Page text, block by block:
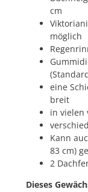
cm
möglich
eine
breit
in vielen
Kann
83 cm)
2
Dieses